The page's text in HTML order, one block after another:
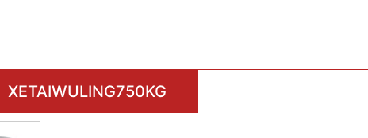
XETAIWULING750KG